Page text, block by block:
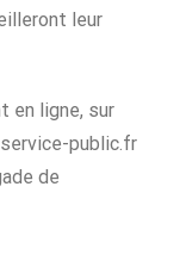
leur
en ligne, sur
public.fr
de